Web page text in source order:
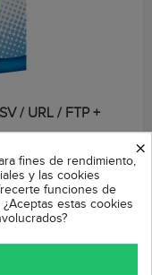
/ URL / FTP +
de forma
de un fichero CSV,
×
fines de rendimiento,
y las cookies
funciones de
estas cookies